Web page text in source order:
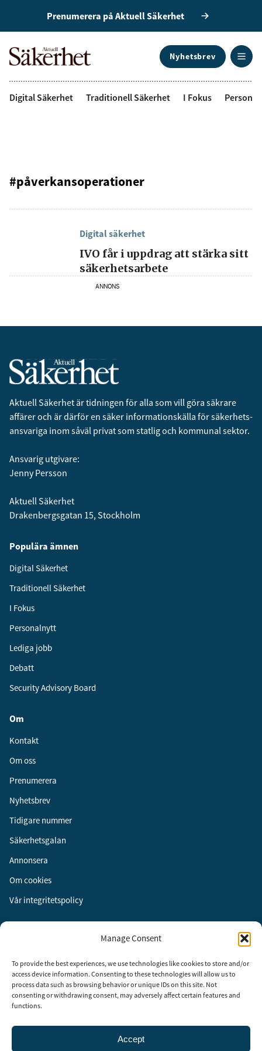
Manage Consent
To provide the best experiences, we use technologies like cookies to store and/or
access device information. Consenting to these technologies will allow us to
process data such as browsing behavior or unique IDs on this site. Not
consenting or withdrawing consent, may adversely affect certain features and
functions.
Accept
Prenumerera på Aktuell Säkerhet
Nyhetsbrev
Digital Säkerhet Traditionell Säkerhet I Fokus
#påverkansoperationer
Digital säkerhet
IVO får i uppdrag att stärka sitt
säkerhetsarbete
ANNONS
Aktuell Säkerhet är tidningen för alla som vill göra säkrare
affärer och är därför en säker informationskälla för säkerhets­
ansvariga inom såväl privat som statlig och kommunal sektor.
Ansvarig utgivare:
Jenny Persson
Aktuell Säkerhet
Drakenbergsgatan 15, Stockholm
Populära ämnen
Digital Säkerhet
Traditionell Säkerhet
I Fokus
Personalnytt
Lediga jobb
Debatt
Security Advisory Board
Om
Kontakt
Om oss
Prenumerera
Nyhetsbrev
Tidigare nummer
Säkerhetsgalan
Annonsera
Om cookies
Vår integritetspolicy
Instagram
LinkedIn